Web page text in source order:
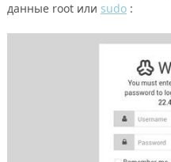
данные root или sudo: